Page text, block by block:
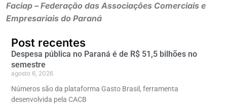
Faciap – Federação das Associações Comerciais e
Empresariais do Paraná
Post recentes
Despesa pública no Paraná é de R$ 51,5 bilhões no
semestre
agosto 6, 2026
Números são da plataforma Gasto Brasil, ferramenta
desenvolvida pela CACB